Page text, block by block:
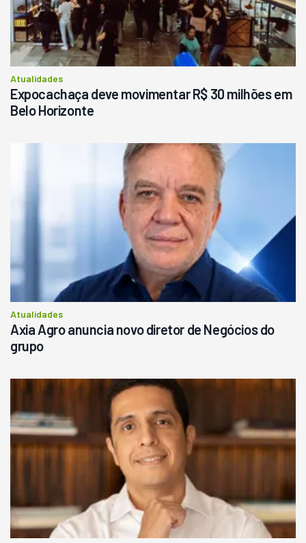
R$ 145.000
Consultar
Atualidades
Expocachaça deve movimentar R$ 30 milhões em
Belo Horizonte
Atualidades
Axia Agro anuncia novo diretor de Negócios do
grupo